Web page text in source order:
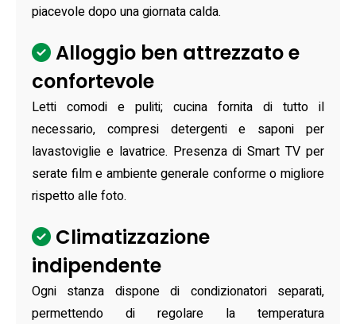
piacevole dopo una giornata calda.
Alloggio ben attrezzato e
confortevole
Letti comodi e puliti; cucina fornita di tutto il
necessario, compresi detergenti e saponi per
lavastoviglie e lavatrice. Presenza di Smart TV per
serate film e ambiente generale conforme o migliore
rispetto alle foto.
Climatizzazione
indipendente
Ogni stanza dispone di condizionatori separati,
permettendo di regolare la temperatura